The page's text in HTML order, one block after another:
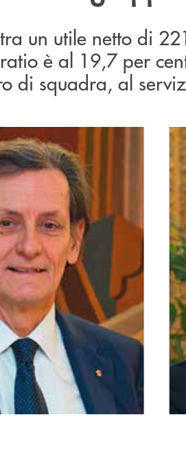
un utile netto di
è al 19,7 per
di squadra, al